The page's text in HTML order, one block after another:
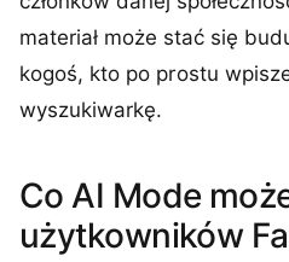
materiał może stać się
kogoś, kto po prostu
wyszukiwarkę.
Co AI Mode
użytkowników